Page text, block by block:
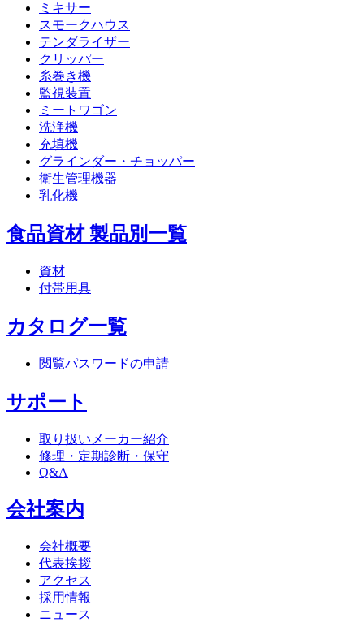
ミキサー
スモークハウス
テンダライザー
クリッパー
糸巻き機
監視装置
ミートワゴン
洗浄機
充填機
グラインダー・チョッパー
衛生管理機器
乳化機
食品資材 製品別一覧
資材
付帯用具
カタログ一覧
閲覧パスワードの申請
サポート
取り扱いメーカー紹介
修理・定期診断・保守
Q&A
会社案内
会社概要
代表挨拶
アクセス
採用情報
ニュース